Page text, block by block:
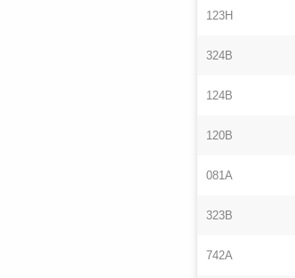
123Н
324В
124В
120В
081А
323В
742А